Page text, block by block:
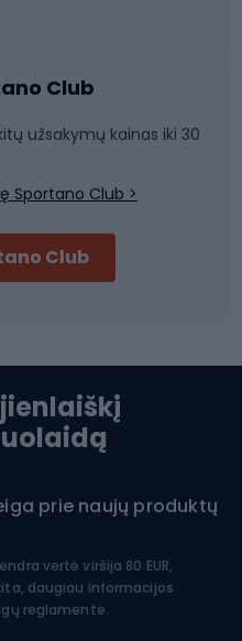
Club
užsakymų kainas iki 30
Sportano Club >
Club
prie naujų produktų
vertė viršija 80 EUR,
daugiau informacijos
reglamente.